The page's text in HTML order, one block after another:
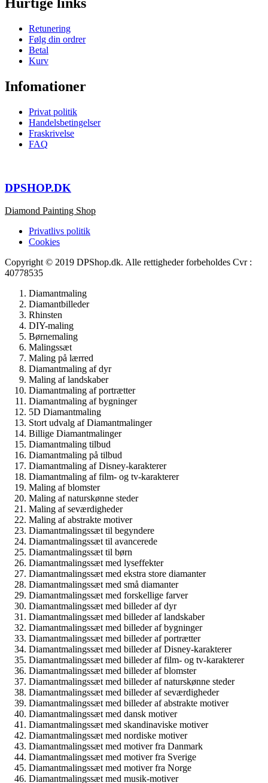
Retunering
Følg din ordrer
Betal
Kurv
Infomationer
Privat politik
Handelsbetingelser
Fraskrivelse
FAQ
DPSHOP.DK
Diamond Painting Shop
Privatlivs politik
Cookies
Copyright © 2019 DPShop.dk. Alle rettigheder forbeholdes Cvr :
40778535
Diamantmaling
Diamantbilleder
Rhinsten
DIY-maling
Børnemaling
Malingssæt
Maling på lærred
Diamantmaling af dyr
Maling af landskaber
Diamantmaling af portrætter
Diamantmaling af bygninger
5D Diamantmaling
Stort udvalg af Diamantmalinger
Billige Diamantmalinger
Diamantmaling tilbud
Diamantmaling på tilbud
Diamantmaling af Disney-karakterer
Diamantmaling af film- og tv-karakterer
Maling af blomster
Maling af naturskønne steder
Maling af seværdigheder
Maling af abstrakte motiver
Diamantmalingssæt til begyndere
Diamantmalingssæt til avancerede
Diamantmalingssæt til børn
Diamantmalingssæt med lyseffekter
Diamantmalingssæt med ekstra store diamanter
Diamantmalingssæt med små diamanter
Diamantmalingssæt med forskellige farver
Diamantmalingssæt med billeder af dyr
Diamantmalingssæt med billeder af landskaber
Diamantmalingssæt med billeder af bygninger
Diamantmalingssæt med billeder af portrætter
Diamantmalingssæt med billeder af Disney-karakterer
Diamantmalingssæt med billeder af film- og tv-karakterer
Diamantmalingssæt med billeder af blomster
Diamantmalingssæt med billeder af naturskønne steder
Diamantmalingssæt med billeder af seværdigheder
Diamantmalingssæt med billeder af abstrakte motiver
Diamantmalingssæt med dansk motiver
Diamantmalingssæt med skandinaviske motiver
Diamantmalingssæt med nordiske motiver
Diamantmalingssæt med motiver fra Danmark
Diamantmalingssæt med motiver fra Sverige
Diamantmalingssæt med motiver fra Norge
Diamantmalingssæt med musik-motiver